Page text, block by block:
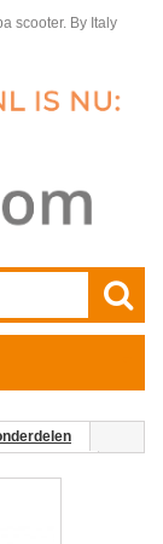
scooter. By Italy